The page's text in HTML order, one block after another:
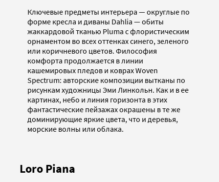
Ключевые предметы интерьера — округлые по
форме кресла и диваны Dahlia — обиты
жаккардовой тканью Pluma с флористическим
орнаментом во всех оттенках синего, зеленого
или коричневого цветов. Философия
комфорта продолжается в линии
кашемировых пледов и коврах Woven
Spectrum: авторские композиции вытканы по
рисункам художницы Эми Линкольн. Как и в ее
картинах, небо и линия горизонта в этих
фантастические пейзажах окрашены в те же
доминирующие яркие цвета, что и деревья,
морские волны или облака.
Loro Piana